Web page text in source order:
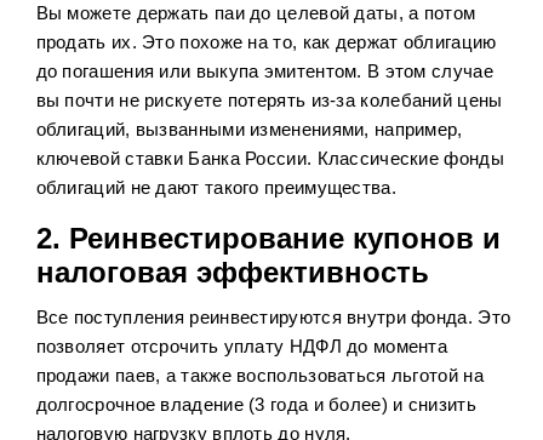
Вы можете держать паи до целевой даты, а потом
продать их. Это похоже на то, как держат облигацию
до погашения или выкупа эмитентом. В этом случае
вы почти не рискуете потерять из-за колебаний цены
облигаций, вызванными изменениями, например,
ключевой ставки Банка России. Классические фонды
облигаций не дают такого преимущества.
2. Реинвестирование купонов и
налоговая эффективность
Все поступления реинвестируются внутри фонда. Это
позволяет отсрочить уплату НДФЛ до момента
продажи паев, а также воспользоваться льготой на
долгосрочное владение (3 года и более) и снизить
налоговую нагрузку вплоть до нуля.